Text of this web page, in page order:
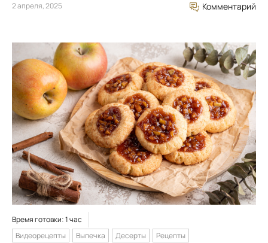
2 апреля, 2025 Комментарий
Время готовки: 1 час
Видеорецепты
Выпечка Десерты Рецепты